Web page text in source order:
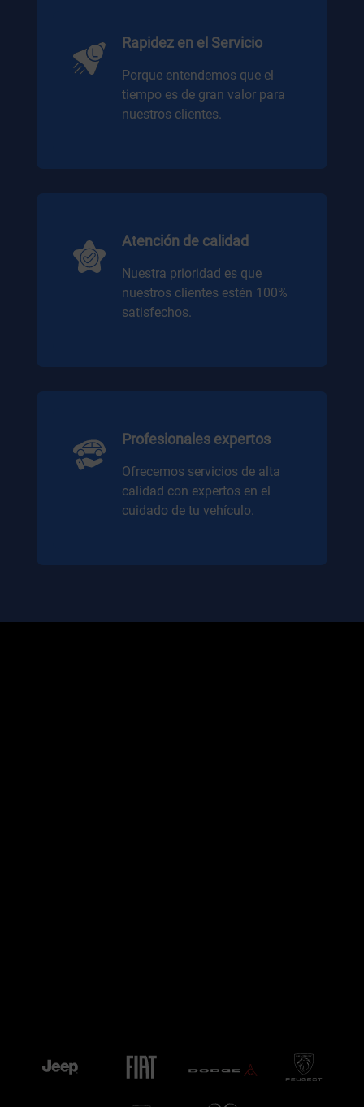
Rapidez en el Servicio
Porque entendemos que el
tiempo es de gran valor para
nuestros clientes.
Atención de calidad
Nuestra prioridad es que
nuestros clientes estén 100%
satisfechos.
Profesionales expertos
Ofrecemos servicios de alta
calidad con expertos en el
cuidado de tu vehículo.